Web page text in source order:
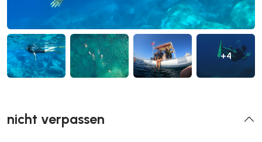
+4
nicht verpassen